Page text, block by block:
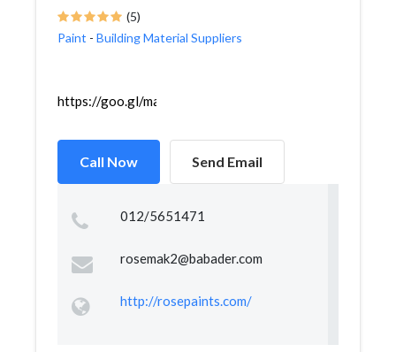
(5)
Paint - Building Material Suppliers
https://goo.gl/maps/UgTHn9sEan3Gvmp96
Call Now Send Email
012/5651471
rosemak2@babader.com
http://rosepaints.com/